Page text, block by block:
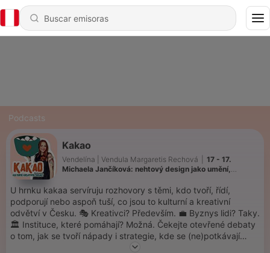
Podcasts
Kakao
Vendelína | Vendula Margaretis Rechová
17 - 17.
Michaela Jančíková: nehtový design jako umění,
U hrnku kakaa servíruju rozhovory s těmi, kdo tvoří, řídí,
podporují nebo aspoň tuší, co jsou to kulturní a kreativní
odvětví v Česku. 🎭 Kreativci? Především. 💼 Byznys lidi? Taky.
🏛️ Instituce, které pomáhají? Možná. Čekejte otevřené debaty
o tom, jak se tvoří nápady i strategie, kde se (ne)potkávají
kreativci s byznysem, a co dělá veřejná správa, když zrovna